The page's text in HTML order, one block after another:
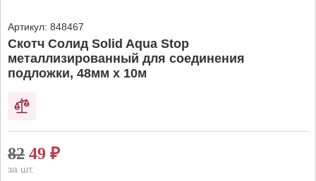
Артикул: 848467
Скотч Солид Solid Aqua Stop
металлизированный для соединения
подложки, 48мм х 10м
82 49 ₽
за шт.